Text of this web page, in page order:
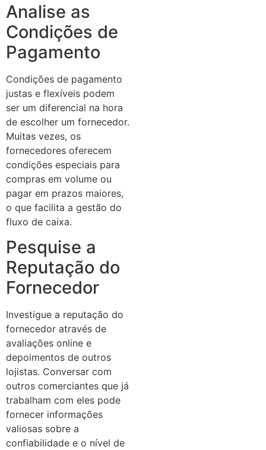
Analise as
Condições de
Pagamento
Condições de pagamento
justas e flexíveis podem
ser um diferencial na hora
de escolher um fornecedor.
Muitas vezes, os
fornecedores oferecem
condições especiais para
compras em volume ou
pagar em prazos maiores,
o que facilita a gestão do
fluxo de caixa.
Pesquise a
Reputação do
Fornecedor
Investigue a reputação do
fornecedor através de
avaliações online e
depoimentos de outros
lojistas. Conversar com
outros comerciantes que já
trabalham com eles pode
fornecer informações
valiosas sobre a
confiabilidade e o nível de